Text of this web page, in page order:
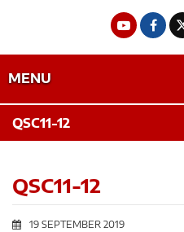
MENU
QSC11-12
QSC11-12
19 SEPTEMBER 2019